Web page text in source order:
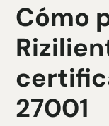
Cómo
27001